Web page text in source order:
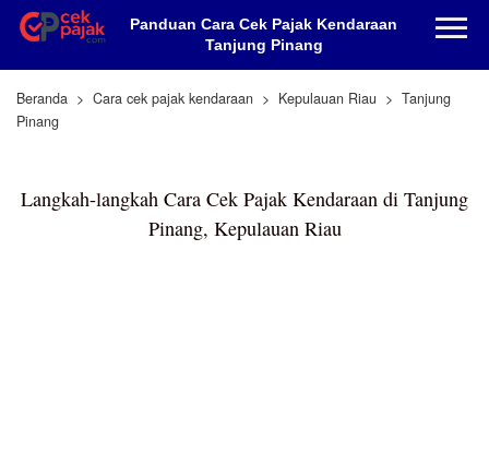
Panduan Cara Cek Pajak Kendaraan
Tanjung Pinang
Beranda Cara cek pajak kendaraan Kepulauan Riau
Tanjung
Pinang
Langkah-langkah Cara Cek Pajak Kendaraan di Tanjung
Pinang, Kepulauan Riau